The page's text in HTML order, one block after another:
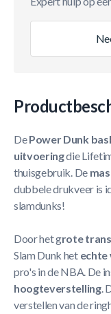
DePower Dunk
uitvoeringdie
thuisgebruik. De
dubbele drukveer is
slamdunks!
Door het grote
Slam Dunk het echte
pro's in de NBA. De
hoogteverstelling.
verstellen van de